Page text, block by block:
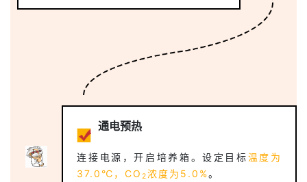
通电预热
连接电源，开启培养箱。设定目标温度为
37.0℃，CO 2浓度为5.0%。